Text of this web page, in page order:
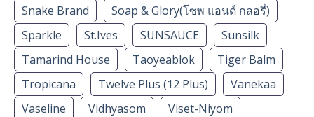
Snake Brand
Soap & Glory(โซพ แอนด์ กลอรี่)
Sparkle
St.Ives SUNSAUCE
Sunsilk
Tamarind House
Taoyeablok
Tiger Balm
Tropicana
Twelve Plus (12 Plus)
Vanekaa
Vaseline
Vidhyasom
Viset-Niyom